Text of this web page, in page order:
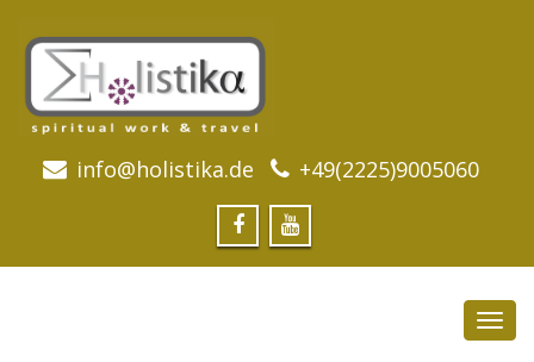
info@holistika.de +49(2225)9005060